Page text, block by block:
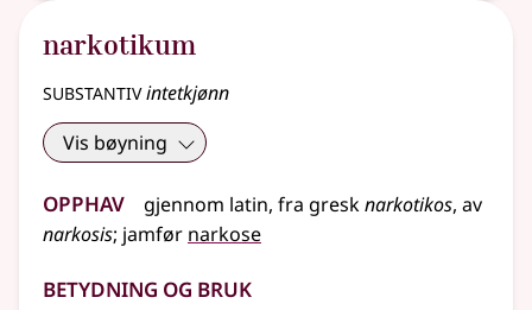
narkotikum
substantivintetkjønn
Vis bøyning
Opphav gjennom latin, fra gresknarkotikos, av
narkosis; jamfør narkose
Betydning og bruk